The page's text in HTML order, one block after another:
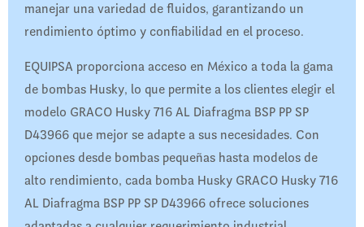
manejar una variedad de fluidos, garantizando un
rendimiento óptimo y confiabilidad en el proceso.
EQUIPSA proporciona acceso en México a toda la gama
de bombas Husky, lo que permite a los clientes elegir el
modelo GRACO Husky 716 AL Diafragma BSP PP SP
D43966 que mejor se adapte a sus necesidades. Con
opciones desde bombas pequeñas hasta modelos de
alto rendimiento, cada bomba Husky GRACO Husky 716
AL Diafragma BSP PP SP D43966 ofrece soluciones